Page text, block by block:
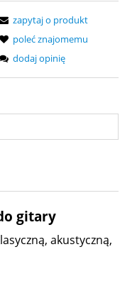
zapytaj o produkt
poleć znajomemu
dodaj opinię
gitary
akustyczną,